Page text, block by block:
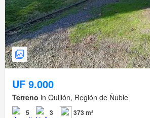
UF 9.000
Terreno in Quillón, Región de Ñuble
5 3 373 m²